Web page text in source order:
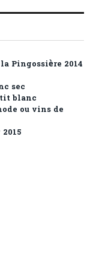
Pingossière 2014
sec
blanc
ou vins de